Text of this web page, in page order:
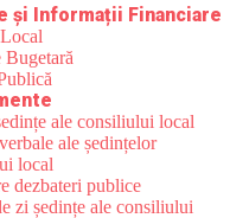
și Informații Financiare
Bugetară
ale consiliului local
ale ședințelor
local
dezbateri publice
zi ședințe ale consiliului